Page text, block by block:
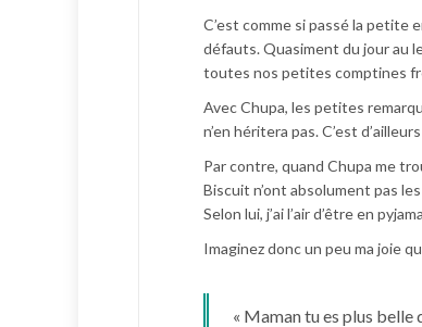
C’est comme si passé la
défauts. Quasiment du jour au
toutes nos petites comptines
Avec Chupa, les petites
n’en héritera pas. C’est
Par contre, quand Chupa me
Biscuit n’ont absolument pas
Selon lui, j’ai l’air d’être en
Imaginez donc un peu ma joie
« Maman tu es plus belle